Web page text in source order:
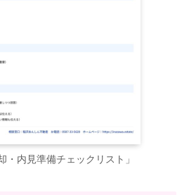
・内見準備チェックリスト」